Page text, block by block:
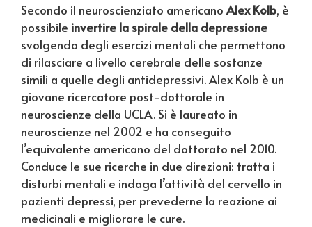
Secondo il neuroscienziato americanoAlex Kolb, è
possibile invertire la spirale della depressione
svolgendo degli esercizi mentali che permettono
di rilasciare a livello cerebrale delle sostanze
simili a quelle degli antidepressivi. Alex Kolb è un
giovane ricercatore post-dottorale in
neuroscienze della UCLA. Si è laureato in
neuroscienze nel 2002 e ha conseguito
l’equivalente americano del dottorato nel 2010.
Conduce le sue ricerche in due direzioni: tratta i
disturbi mentali e indaga l’attività del cervello in
pazienti depressi, per prevederne la reazione ai
medicinali e migliorare le cure.